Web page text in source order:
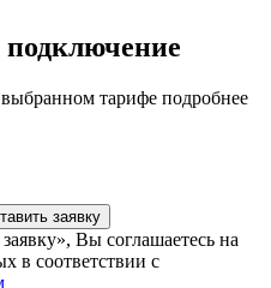
подключение
тарифе подробнее
заявку
Вы соглашаетесь на
в соответствии с